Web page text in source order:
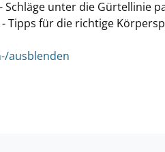
Schläge unter die Gürtellinie
Tipps für die richtige
ausblenden